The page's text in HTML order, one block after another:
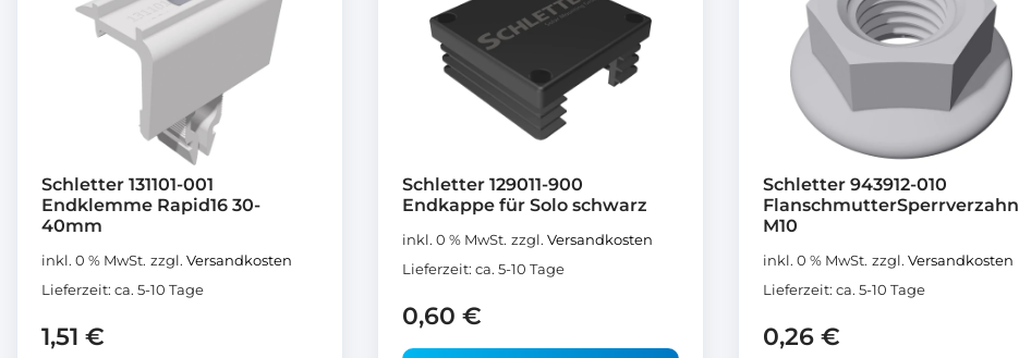
Schletter 131101-001
Endklemme Rapid16 30-
40mm
inkl. 0 % MwSt. zzgl. Versandkosten
Lieferzeit: ca. 5-10 Tage
1,51 €
Schletter 129011-900
Endkappe für Solo schwarz
inkl. 0 % MwSt. zzgl. Versandkosten
Lieferzeit: ca. 5-10 Tage
0,60 €
Schletter 943912-010
FlanschmutterSperrverzahn
M10
inkl. 0 % MwSt. zzgl. Versandkosten
Lieferzeit: ca. 5-10 Tage
0,26 €